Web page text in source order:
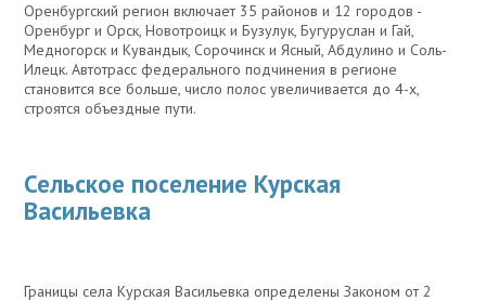
Оренбургский регион включает 35 районов и 12 городов -
Оренбург и Орск, Новотроицк и Бузулук, Бугуруслан и Гай,
Медногорск и Кувандык, Сорочинск и Ясный, Абдулино и Соль-
Илецк. Автотрасс федерального подчинения в регионе
становится все больше, число полос увеличивается до 4-х,
строятся объездные пути.
Сельское поселение Курская
Васильевка
Границы села Курская Васильевка определены Законом от 2